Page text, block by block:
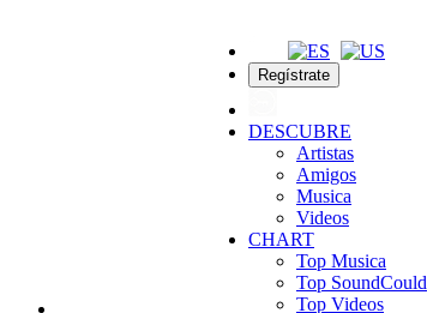
Regístrate
DESCUBRE
Artistas
Amigos
Musica
Videos
CHART
Top Musica
Top SoundCould
Top Videos